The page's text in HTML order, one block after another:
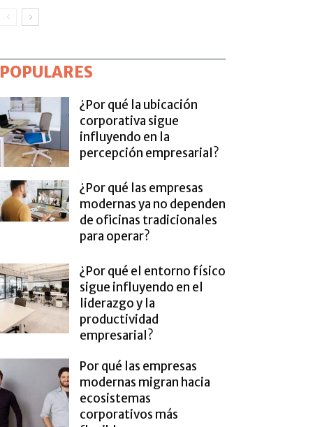
POPULARES
¿Por qué la ubicación
corporativa sigue
influyendo en la
percepción empresarial?
¿Por qué las empresas
modernas ya no dependen
de oficinas tradicionales
para operar?
¿Por qué el entorno físico
sigue influyendo en el
liderazgo y la
productividad
empresarial?
Por qué las empresas
modernas migran hacia
ecosistemas
corporativos más